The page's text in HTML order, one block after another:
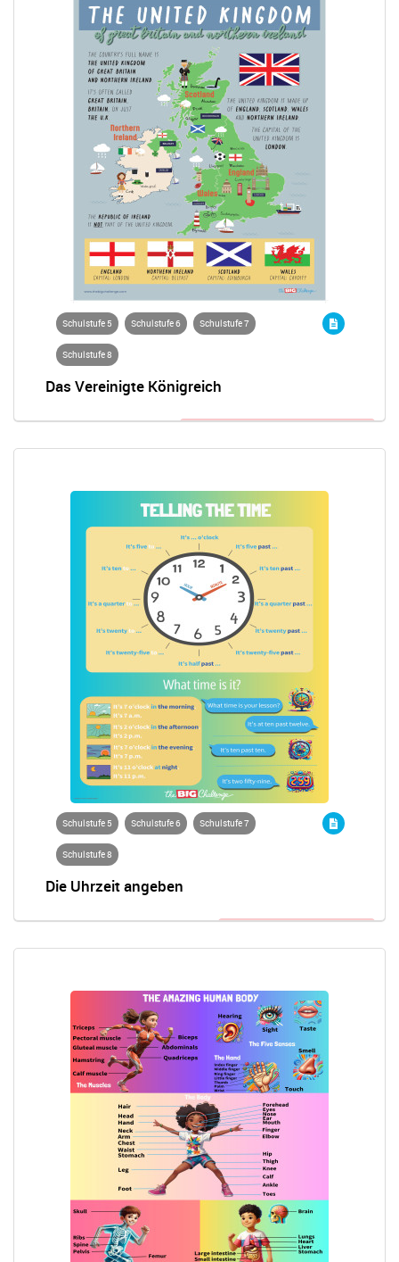
Schulstufe 5 Schulstufe 6 Schulstufe 7
Schulstufe 8
Das Vereinigte Königreich
Schulstufe 5 Schulstufe 6 Schulstufe 7
Schulstufe 8
Die Uhrzeit angeben